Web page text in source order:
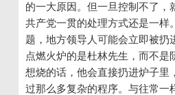
的一大原因。但一旦控制不了，
共产党一贯的处理方式还是一样
题，地方领导人可能会立即被
点燃火炉的是杜林先生，而不是
想烧的话，他会直接扔进炉子里
过那么多复杂的程序。与往常一